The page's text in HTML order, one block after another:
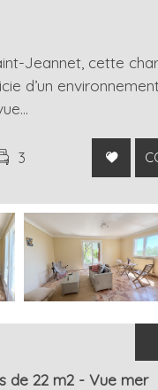
Jeannet, cette
d’un
3
de 22 m2 - Vue mer